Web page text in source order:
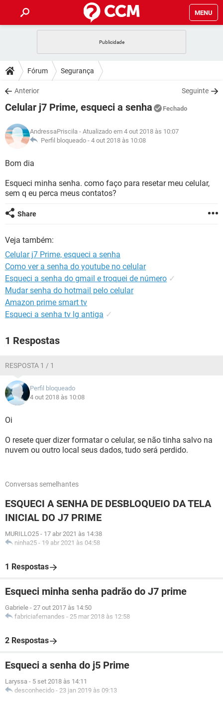
MENU
CELULAR
OUTLOOK
INSTAGRAM GMAIL
GUIA DE COMPRAS
DICAS
JOGOS
INSTAGRAM GMAIL
DOWNLOADS
JOGOS WHATSAPP
CELULAR
OUTLOOK EXCEL
INSTAGRAM
JOGOS WHATSAPP
OUTLOOK
INSTAGRAM GMAIL
GLOSSÁRIO
JOGOS
OUTLOOK
INSTAGRAM
Fórum Segurança
Anterior Seguinte
Celular j7 Prime, esqueci a senha Fechado
AndressaPriscila - Atualizado em 4 out 2018 às 10:07
Perfil bloqueado - 4 out 2018 às 10:08
Bom dia
Esqueci minha senha. como faço para resetar meu celular,
sem q eu perca meus contatos?
Share
Veja também:
Celular j7 Prime, esqueci a senha
Como ver a senha do youtube no celular
Esqueci a senha do gmail e troquei de número ✓
Mudar senha do hotmail pelo celular
Amazon prime smart tv
Esqueci a senha tv lg antiga ✓
1 Respostas
RESPOSTA 1 / 1
Perfil bloqueado
4 out 2018 às 10:08
Oi
O resete quer dizer formatar o celular, se não tinha salvo na
nuvem ou outro local seus dados, tudo será perdido.
Conversas semelhantes
ESQUECI A SENHA DE DESBLOQUEIO DA TELA
INICIAL DO J7 PRIME
MURILLO25 - 17 abr 2021 às 14:38
ninha25 - 19 abr 2021 às 04:58
1 Respostas
Esqueci minha senha padrão do J7 prime
Gabriele - 27 out 2017 às 14:50
fabriciafernandes - 25 mar 2018 às 12:58
2 Respostas
Esqueci a senha do j5 Prime
Laryssa - 5 set 2018 às 14:11
desconhecido - 23 jan 2019 às 09:13